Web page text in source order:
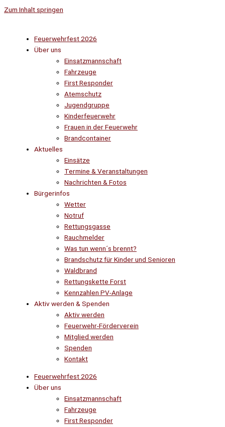
Zum Inhalt springen
Feuerwehrfest 2026
Über uns
Einsatzmannschaft
Fahrzeuge
First Responder
Atemschutz
Jugendgruppe
Kinderfeuerwehr
Frauen in der Feuerwehr
Brandcontainer
Aktuelles
Einsätze
Termine & Veranstaltungen
Nachrichten & Fotos
Bürgerinfos
Wetter
Notruf
Rettungsgasse
Rauchmelder
Was tun wenn´s brennt?
Brandschutz für Kinder und Senioren
Waldbrand
Rettungskette Forst
Kennzahlen PV-Anlage
Aktiv werden & Spenden
Aktiv werden
Feuerwehr-Förderverein
Mitglied werden
Spenden
Kontakt
Feuerwehrfest 2026
Über uns
Einsatzmannschaft
Fahrzeuge
First Responder